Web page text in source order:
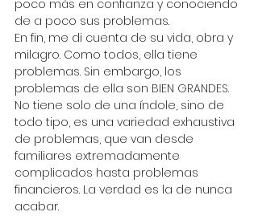
poco más en confianza y conociendo
de a poco sus problemas.
En fin, me di cuenta de su vida, obra y
milagro. Como todos, ella tiene
problemas. Sin embargo, los
problemas de ella son BIEN GRANDES.
No tiene solo de una índole, sino de
todo tipo, es una variedad exhaustiva
de problemas, que van desde
familiares extremadamente
complicados hasta problemas
financieros. La verdad es la de nunca
acabar.